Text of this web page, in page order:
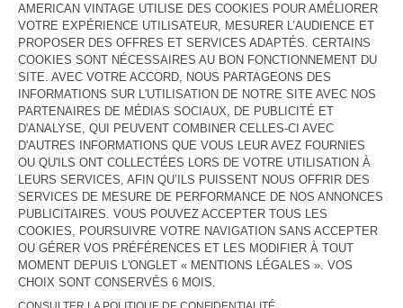
Lundi
10:00 - 20:00
Mardi
10:00 - 20:00
Mercredi
10:00 - 20:00
Jeudi
10:00 - 20:00
Vendredi
10:00 - 20:00
Samedi
10:00 - 20:00
Dimanche
11:00 - 20:00
CONTACT
Tél. :(+33) 01 40 15 62 66
E-mail :contact@americanvintage-store.com